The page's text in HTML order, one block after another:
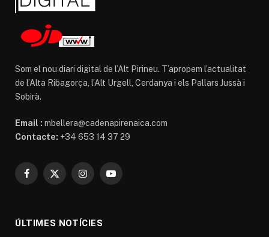
Som el nou diari digital de l’Alt Pirineu. T’apropem l’actualitat
de l’Alta Ribagorça, l’Alt Urgell, Cerdanya i els Pallars Jussà i
Sobirà.
Email : mbellera@cadenapirenaica.com
Contacte: +34 653 14 37 29
Facebook
X
InstagramYouTube
ÚLTIMES NOTÍCIES